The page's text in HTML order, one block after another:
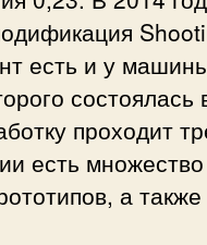
есть и у
состоялась
проходит
есть множество
а также